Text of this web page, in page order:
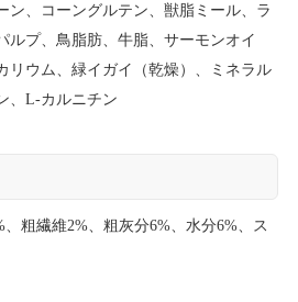
ン、コーングルテン、獣脂ミール、ラ
ルプ、鳥脂肪、牛脂、サーモンオイ
リウム、緑イガイ（乾燥）、ミネラル
、L-カルニチン
、粗繊維2%、粗灰分6%、水分6%、ス